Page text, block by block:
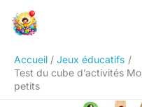
Accueil
Jeux éducatifs
Test du cube d’activités
petits
Rechercher